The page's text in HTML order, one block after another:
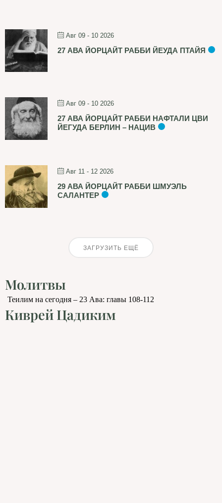
Авг 09 - 10 2026
27 АВА ЙОРЦАЙТ РАББИ ЙЕУДА ПТАЙЯ
Авг 09 - 10 2026
27 АВА ЙОРЦАЙТ РАББИ НАФТАЛИ ЦВИ
ЙЕГУДА БЕРЛИН – НАЦИВ
Авг 11 - 12 2026
29 АВА ЙОРЦАЙТ РАББИ ШМУЭЛЬ
САЛАНТЕР
ЗАГРУЗИТЬ ЕЩЁ
Молитвы
Теилим на сегодня – 23 Ава: главы 108-112
Киврей Цадиким